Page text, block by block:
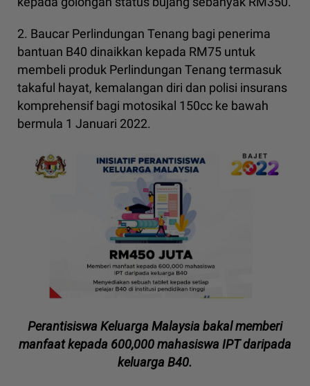
2. Baucar Perlindungan Tenang bagi penerima
bantuan B40 dinaikkan kepada RM75 untuk
membeli produk Perlindungan Tenang termasuk
takaful hayat, kemalangan diri dan polisi insurans
komprehensif bagi motosikal 150cc ke bawah
bermula 1 Januari 2022.
Perantisiswa Keluarga Malaysia bakal memberi
manfaat kepada 600,000 mahasiswa IPT daripada
keluarga B40.